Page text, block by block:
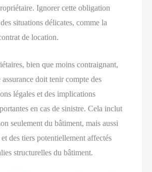
Ignorer cette obligation
situations délicates, comme la
de location.
bien que moins contraignant,
doit tenir compte des
légales et des implications
en cas de sinistre. Cela inclut
seulement du bâtiment, mais aussi
des tiers potentiellement affectés
structurelles du bâtiment.